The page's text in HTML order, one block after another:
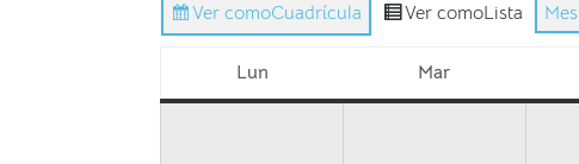
Ver comoCuadrícula Ver comoLista Mes
Lun Mar